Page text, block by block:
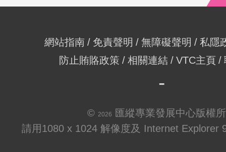
網站指南 免責聲明 無障礙聲明
私隱
防止賄賂政策
相關連結 VTC主頁
© 2026
匯縱專業發展中心版權
請用1080 x 1024 解像度及 Internet Explorer